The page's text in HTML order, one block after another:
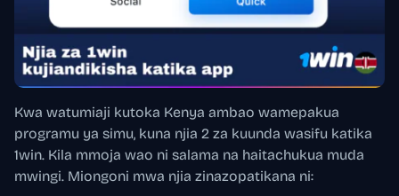
Kwa watumiaji kutoka Kenya ambao wamepakua
programu ya simu, kuna njia 2 za kuunda wasifu katika
1win. Kila mmoja wao ni salama na haitachukua muda
mwingi. Miongoni mwa njia zinazopatikana ni: